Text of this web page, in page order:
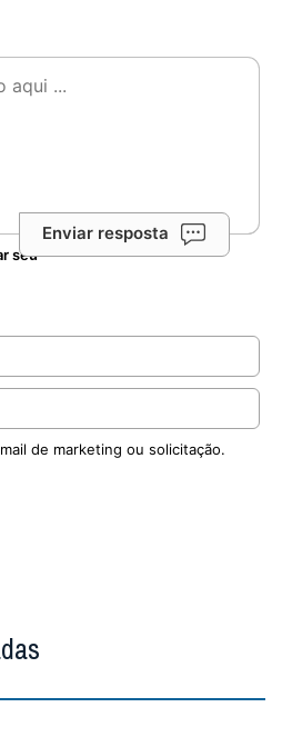
no centro-norte da
escapar ileso do cativeiro e
de Benue; Igreja local
católicos ...